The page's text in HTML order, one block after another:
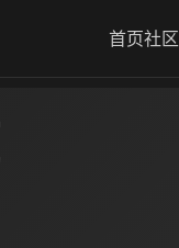
首页社区